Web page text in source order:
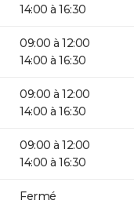
14:00 à 16:30
09:00 à 12:00
14:00 à 16:30
09:00 à 12:00
14:00 à 16:30
09:00 à 12:00
14:00 à 16:30
Fermé